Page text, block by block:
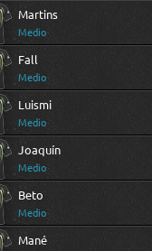
Martins
Medio
Fall
Medio
Luismi
Medio
Joaquín
Medio
Beto
Medio
Mané